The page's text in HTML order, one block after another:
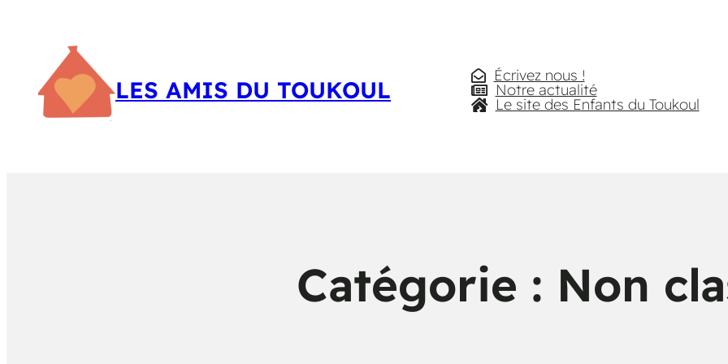
LES AMIS DU TOUKOUL
Écrivez nous !
Notre actualité
Le site des Enfants du Toukoul
Catégorie : Non